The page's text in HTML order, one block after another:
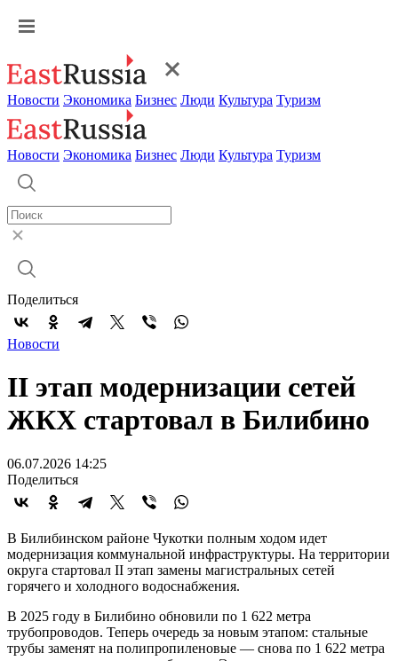
Новости Экономика Бизнес Люди Культура Туризм
Новости Экономика Бизнес Люди Культура Туризм
Поделиться
Новости
II этап модернизации сетей
ЖКХ стартовал в Билибино
06.07.2026 14:25
Поделиться
В Билибинском районе Чукотки полным ходом идет
модернизация коммунальной инфраструктуры. На территории
округа стартовал II этап замены магистральных сетей
горячего и холодного водоснабжения.
В 2025 году в Билибино обновили по 1 622 метра
трубопроводов. Теперь очередь за новым этапом: стальные
трубы заменят на полипропиленовые — снова по 1 622 метра